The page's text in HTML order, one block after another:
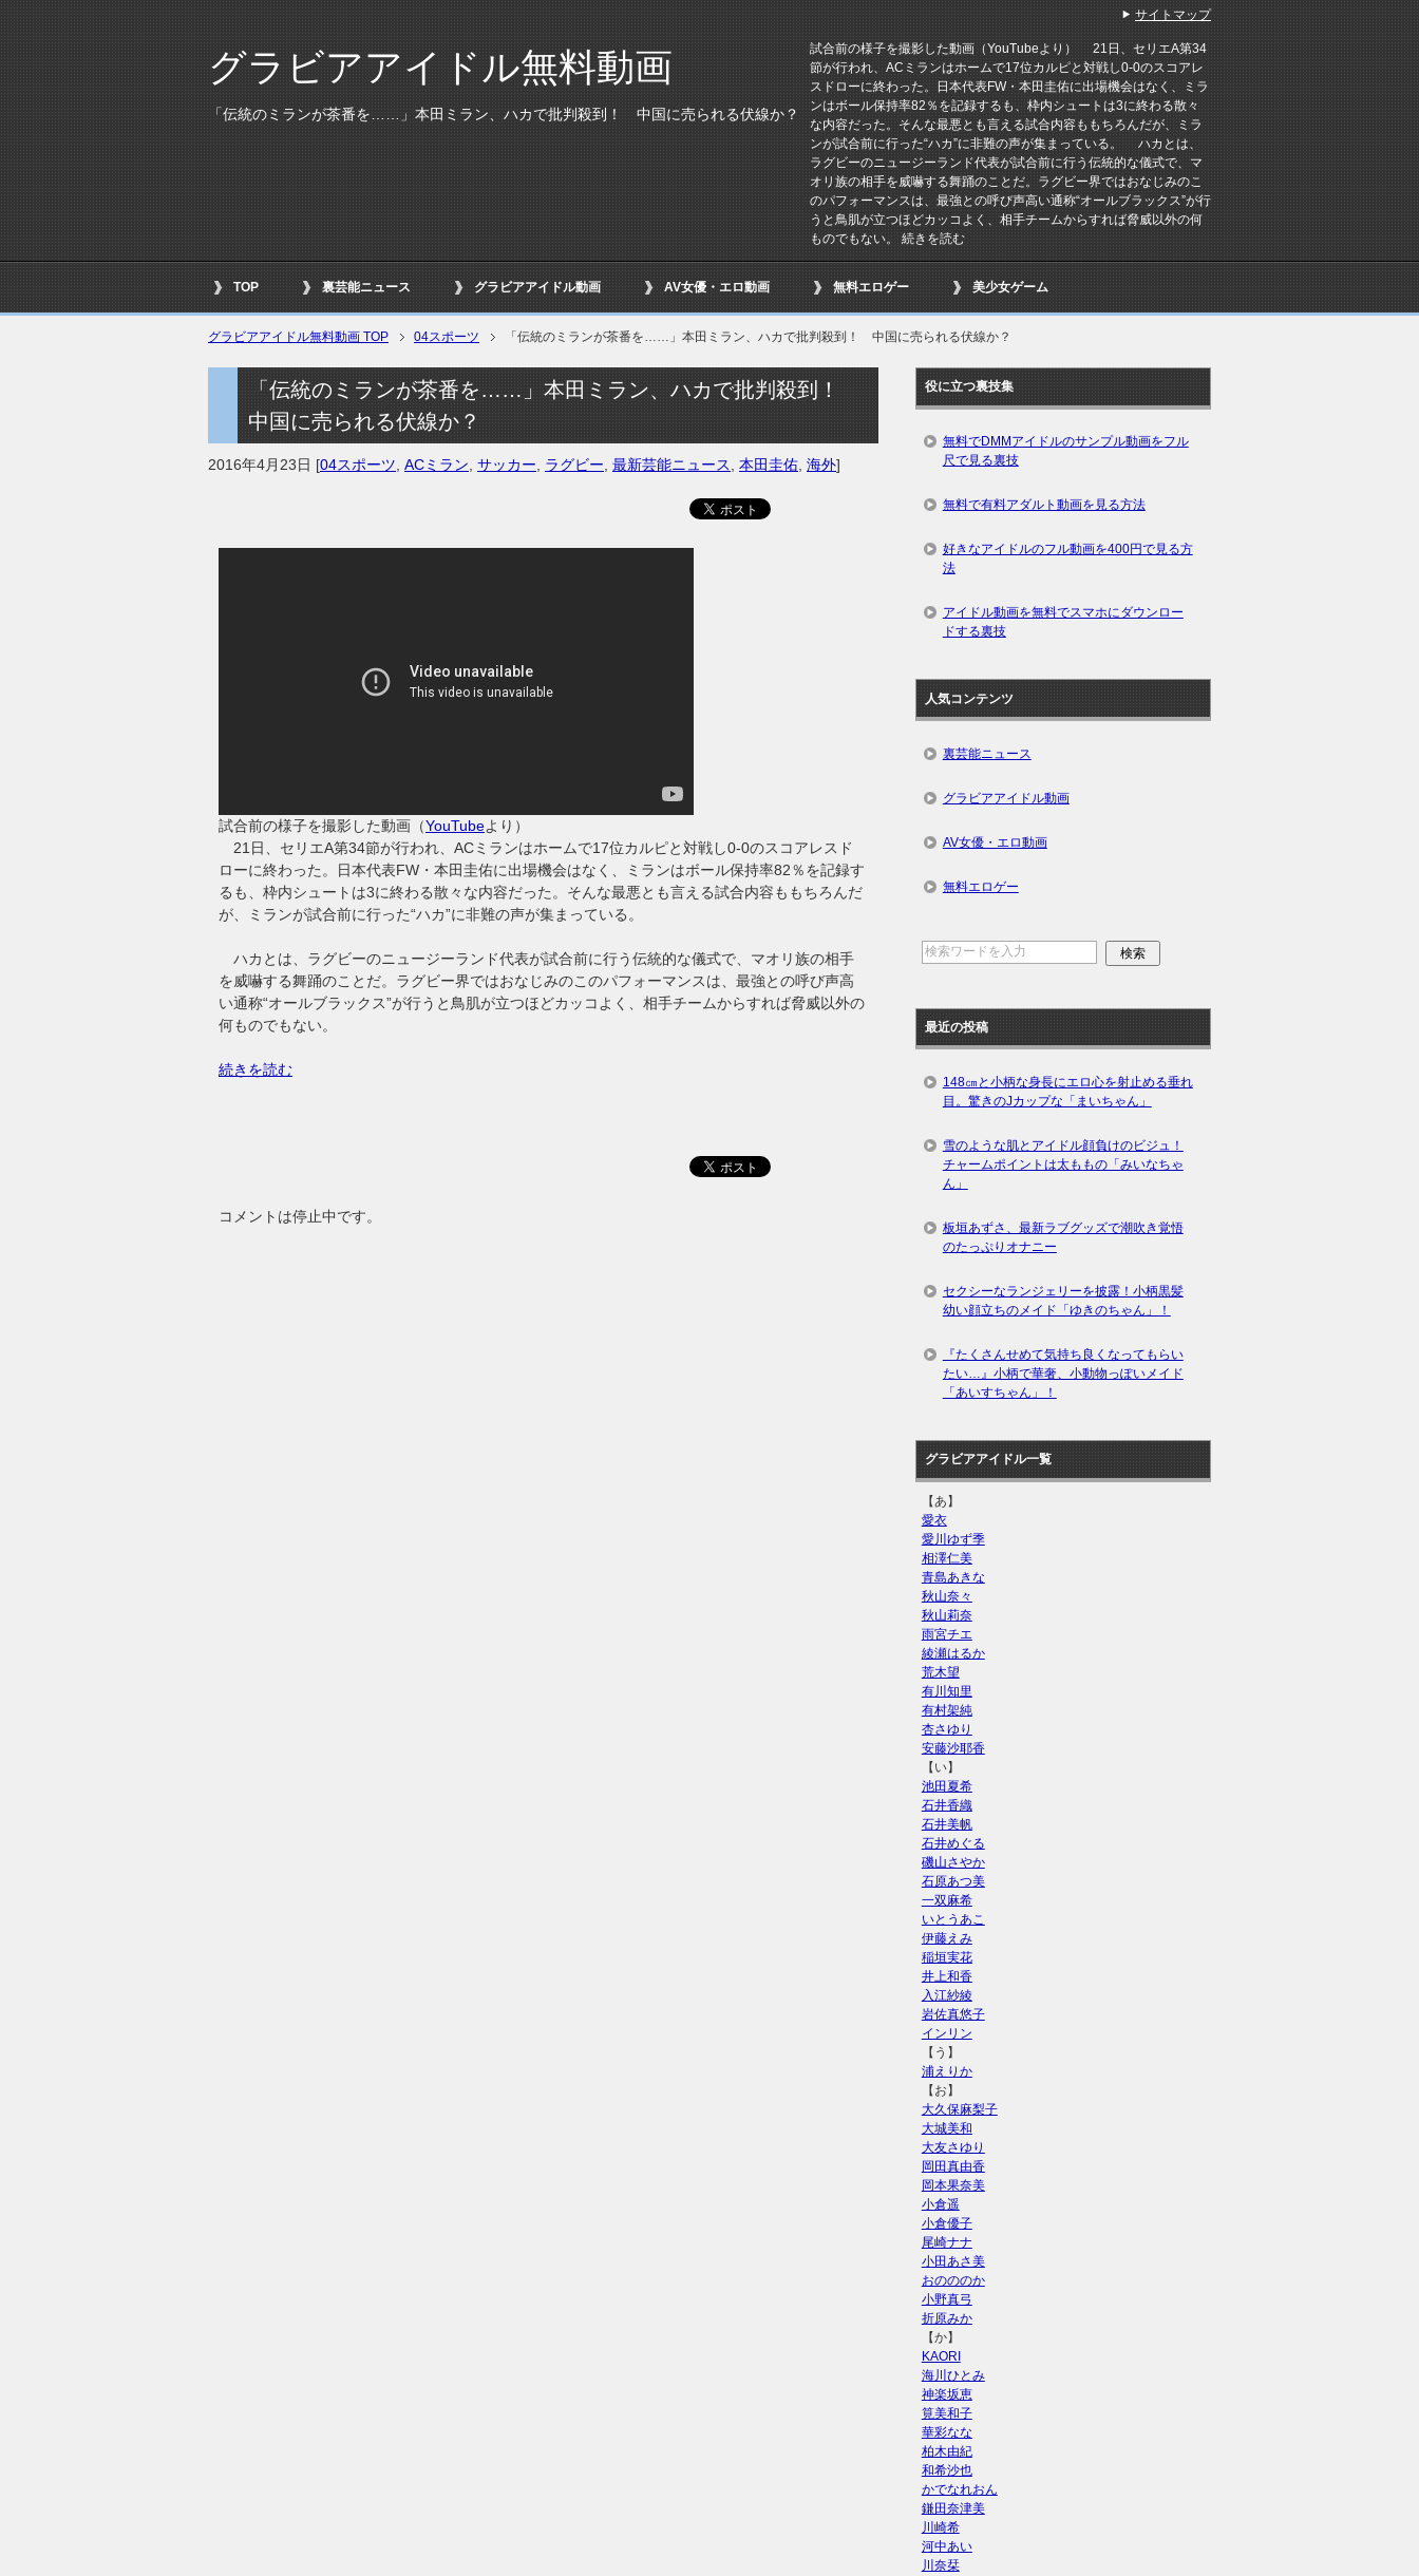
グラビアアイドル無料動画
「伝統のミランが茶番を……」本田ミラン、ハカで批判殺到！ 中国に売られる伏線か？
試合前の様子を撮影した動画（YouTubeより） 21日、セリエA第34
節が行われ、ACミランはホームで17位カルピと対戦し0-0のスコアレ
スドローに終わった。日本代表FW・本田圭佑に出場機会はなく、ミラ
ンはボール保持率82％を記録するも、枠内シュートは3に終わる散々
な内容だった。そんな最悪とも言える試合内容ももちろんだが、ミラ
ンが試合前に行った“ハカ”に非難の声が集まっている。 ハカとは、
ラグビーのニュージーランド代表が試合前に行う伝統的な儀式で、マ
オリ族の相手を威嚇する舞踊のことだ。ラグビー界ではおなじみのこ
のパフォーマンスは、最強との呼び声高い通称“オールブラックス”が行
うと鳥肌が立つほどカッコよく、相手チームからすれば脅威以外の何
ものでもない。 続きを読む
TOP 裏芸能ニュース グラビアアイドル動画 AV女優・エロ動画 無料エロゲー 美少女ゲーム
グラビアアイドル無料動画 TOP 04スポーツ 「伝統のミランが茶番を……」本田ミラン、ハカで批判殺到！ 中国に売られる伏線か？
「伝統のミランが茶番を……」本田ミラン、ハカで批判殺到！
中国に売られる伏線か？
2016年4月23日 [04スポーツ ACミラン サッカー ラグビー 最新芸能ニュース 本田圭佑 海外]
試合前の様子を撮影した動画（YouTubeより）
21日、セリエA第34節が行われ、ACミランはホームで17位カルピと対戦し0-0のスコアレスド
ローに終わった。日本代表FW・本田圭佑に出場機会はなく、ミランはボール保持率82％を記録す
るも、枠内シュートは3に終わる散々な内容だった。そんな最悪とも言える試合内容ももちろんだ
が、ミランが試合前に行った“ハカ”に非難の声が集まっている。
ハカとは、ラグビーのニュージーランド代表が試合前に行う伝統的な儀式で、マオリ族の相手
を威嚇する舞踊のことだ。ラグビー界ではおなじみのこのパフォーマンスは、最強との呼び声高
い通称“オールブラックス”が行うと鳥肌が立つほどカッコよく、相手チームからすれば脅威以外の
何ものでもない。
続きを読む
コメントは停止中です。
役に立つ裏技集
無料でDMMアイドルのサンプル動画をフル
尺で見る裏技
無料で有料アダルト動画を見る方法
好きなアイドルのフル動画を400円で見る方
法
アイドル動画を無料でスマホにダウンロー
ドする裏技
人気コンテンツ
裏芸能ニュース
グラビアアイドル動画
AV女優・エロ動画
無料エロゲー
最近の投稿
148㎝と小柄な身長にエロ心を射止める垂れ
目。驚きのJカップな「まいちゃん」
雪のような肌とアイドル顔負けのビジュ！
チャームポイントは太ももの「みいなちゃ
ん」
板垣あずさ、最新ラブグッズで潮吹き覚悟
のたっぷりオナニー
セクシーなランジェリーを披露！小柄黒髪
幼い顔立ちのメイド「ゆきのちゃん」！
『たくさんせめて気持ち良くなってもらい
たい…』小柄で華奢、小動物っぽいメイド
「あいすちゃん」！
グラビアアイドル一覧
【あ】
愛衣
愛川ゆず季
相澤仁美
青島あきな
秋山奈々
秋山莉奈
雨宮チエ
綾瀬はるか
荒木望
有川知里
有村架純
杏さゆり
安藤沙耶香
【い】
池田夏希
石井香織
石井美帆
石井めぐる
磯山さやか
石原あつ美
一双麻希
いとうあこ
伊藤えみ
稲垣実花
井上和香
入江紗綾
岩佐真悠子
インリン
【う】
浦えりか
【お】
大久保麻梨子
大城美和
大友さゆり
岡田真由香
岡本果奈美
小倉遥
小倉優子
尾崎ナナ
小田あさ美
おのののか
小野真弓
折原みか
【か】
KAORI
海川ひとみ
神楽坂恵
筧美和子
華彩なな
柏木由紀
和希沙也
かでなれおん
鎌田奈津美
川崎希
河中あい
川奈栞
サイトマップ